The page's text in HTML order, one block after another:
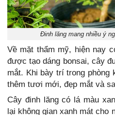
Đinh lăng mang nhiều ý
Về mặt thẩm mỹ, hiện nay
được tạo dáng bonsai, cây
mắt. Khi bày trí trong phòng
thêm tươi mới, đẹp mắt và
Cây đinh lăng có lá màu
lại không gian xanh mát cho